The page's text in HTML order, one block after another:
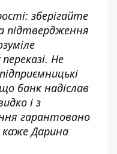
зберігайте
підтвердження
Не
банк надіслав
і з
гарантовано
каже Дарина